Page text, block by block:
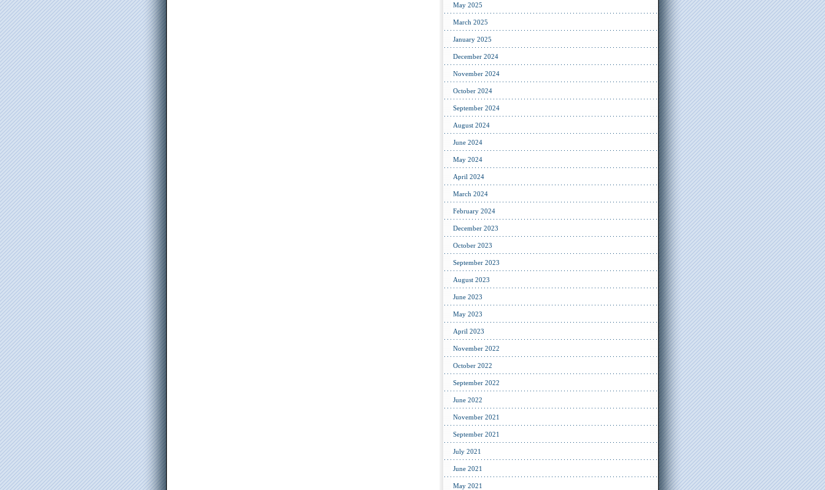
May 2025
March 2025
January 2025
December 2024
November 2024
October 2024
September 2024
August 2024
June 2024
May 2024
April 2024
March 2024
February 2024
December 2023
October 2023
September 2023
August 2023
June 2023
May 2023
April 2023
November 2022
October 2022
September 2022
June 2022
November 2021
September 2021
July 2021
June 2021
May 2021